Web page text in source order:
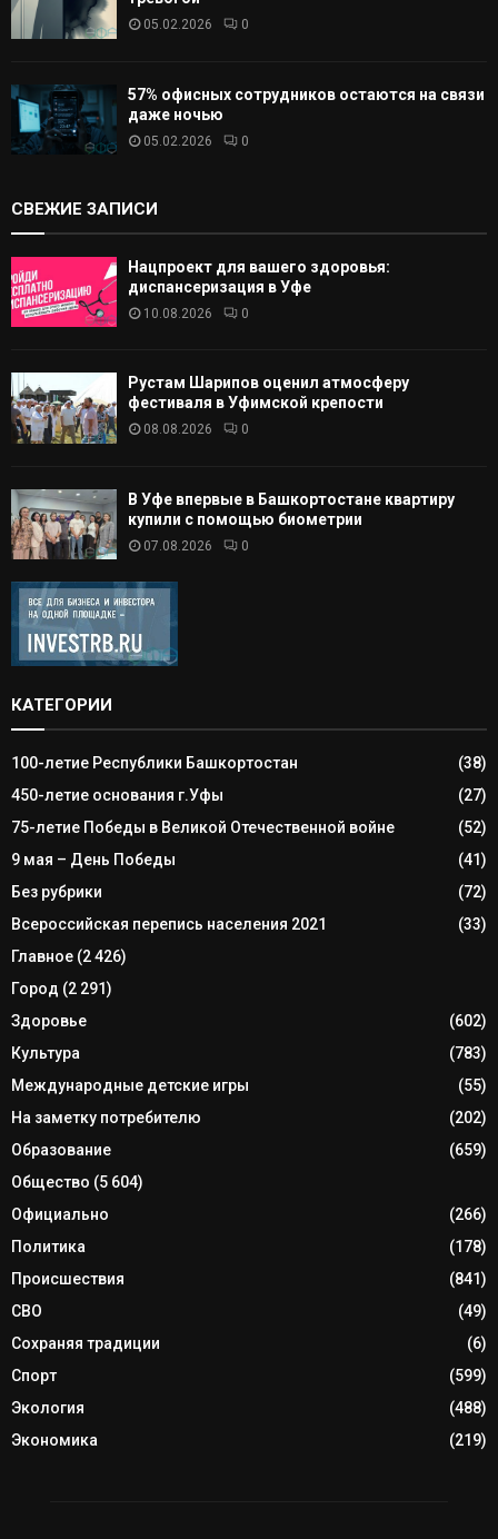
05.02.2026 0
57% офисных сотрудников остаются на связи
даже ночью
05.02.2026 0
СВЕЖИЕ ЗАПИСИ
Нацпроект для вашего здоровья:
диспансеризация в Уфе
10.08.2026 0
Рустам Шарипов оценил атмосферу
фестиваля в Уфимской крепости
08.08.2026 0
В Уфе впервые в Башкортостане квартиру
купили с помощью биометрии
07.08.2026 0
КАТЕГОРИИ
100-летие Республики Башкортостан
(38)
450-летие основания г.Уфы
(27)
75-летие Победы в Великой Отечественной войне
(52)
9 мая – День Победы
(41)
Без рубрики
(72)
Всероссийская перепись населения 2021
(33)
Главное (2 426)
Город (2 291)
Здоровье
(602)
Культура
(783)
Международные детские игры
(55)
На заметку потребителю
(202)
Образование
(659)
Общество (5 604)
Официально
(266)
Политика
(178)
Происшествия
(841)
СВО
(49)
Сохраняя традиции
(6)
Спорт
(599)
Экология
(488)
Экономика
(219)